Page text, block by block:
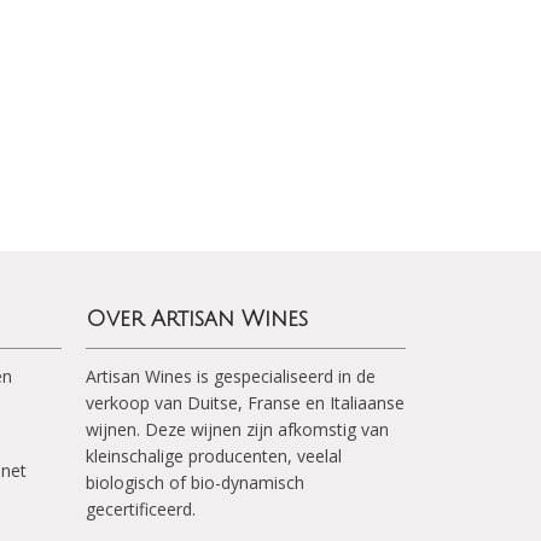
Over Artisan Wines
Artisan Wines is gespecialiseerd in de
verkoop van Duitse, Franse en Italiaanse
wijnen. Deze wijnen zijn afkomstig van
kleinschalige producenten, veelal
biologisch of bio-dynamisch
gecertificeerd.